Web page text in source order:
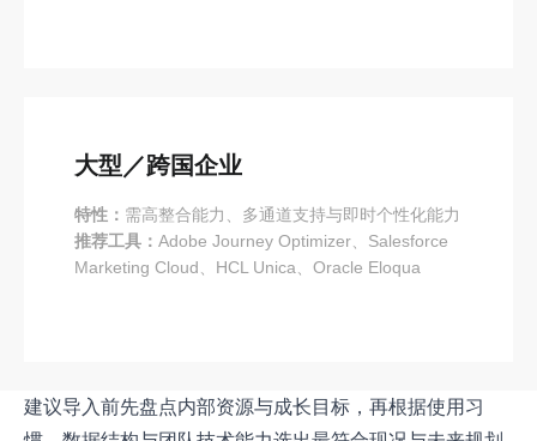
大型／跨国企业
特性： 需高整合能力、多通道支持与即时个性化能力
推荐工具：Adobe Journey Optimizer、Salesforce
Marketing Cloud、HCL Unica、Oracle Eloqua
建议导入前先盘点内部资源与成长目标，再根据使用习